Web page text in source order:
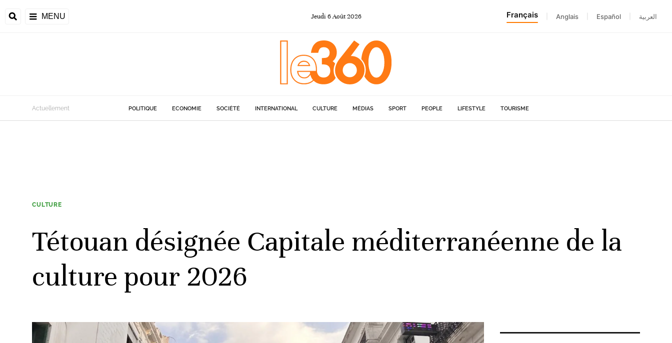
MENU Jeudi 6Août 2026 Français Anglais Español العربية
Actuellement POLITIQUE ECONOMIE SOCIÉTÉ INTERNATIONAL CULTURE MÉDIAS SPORT PEOPLE LIFESTYLE TOURISME
CULTURE
Tétouan désignée Capitale méditerranéenne de la
culture pour 2026